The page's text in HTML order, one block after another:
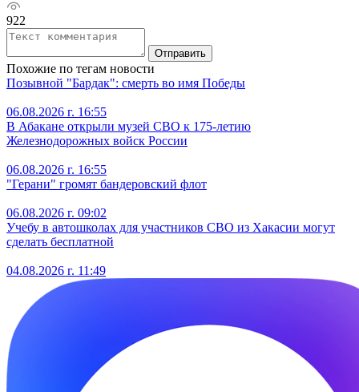
922
Отправить
Похожие по тегам новости
Позывной "Бардак": смерть во имя Победы
06.08.2026 г. 16:55
В Абакане открыли музей СВО к 175-летию
Железнодорожных войск России
06.08.2026 г. 16:55
"Герани" громят бандеровский флот
06.08.2026 г. 09:02
Учебу в автошколах для участников СВО из Хакасии могут
сделать бесплатной
04.08.2026 г. 11:49